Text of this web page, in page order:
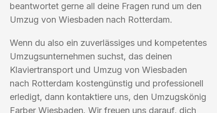
beantwortet gerne all deine Fragen rund um den
Umzug von Wiesbaden nach Rotterdam.
Wenn du also ein zuverlässiges und kompetentes
Umzugsunternehmen suchst, das deinen
Klaviertransport und Umzug von Wiesbaden
nach Rotterdam kostengünstig und professionell
erledigt, dann kontaktiere uns, den Umzugskönig
Farber Wiesbaden. Wir freuen uns darauf, dich